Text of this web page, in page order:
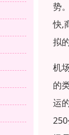
势
快,
拟
机
的
运